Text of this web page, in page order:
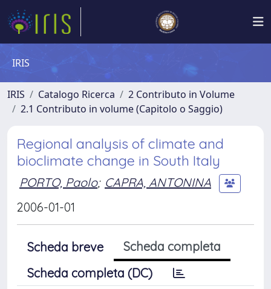
IRIS
IRIS Catalogo Ricerca
2 Contributo in Volume
2.1 Contributo in volume (Capitolo o Saggio)
Regional analysis of climate and
bioclimate change in South Italy
PORTO, Paolo; CAPRA, ANTONINA
2006-01-01
Scheda breve
Scheda completa
Scheda completa (DC)